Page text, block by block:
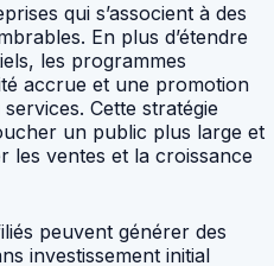
qui s’associent à des
En plus d’étendre
les programmes
accrue et une promotion
Cette stratégie
un public plus large et
les ventes et la croissance
peuvent générer des
investissement initial